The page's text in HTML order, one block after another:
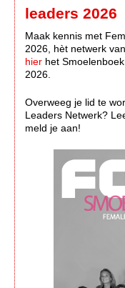
leaders 2026
Maak kennis met
2026, hèt netwerk
hier het
2026.
Overweeg je lid te
Leaders Netwerk?
meld je aan!